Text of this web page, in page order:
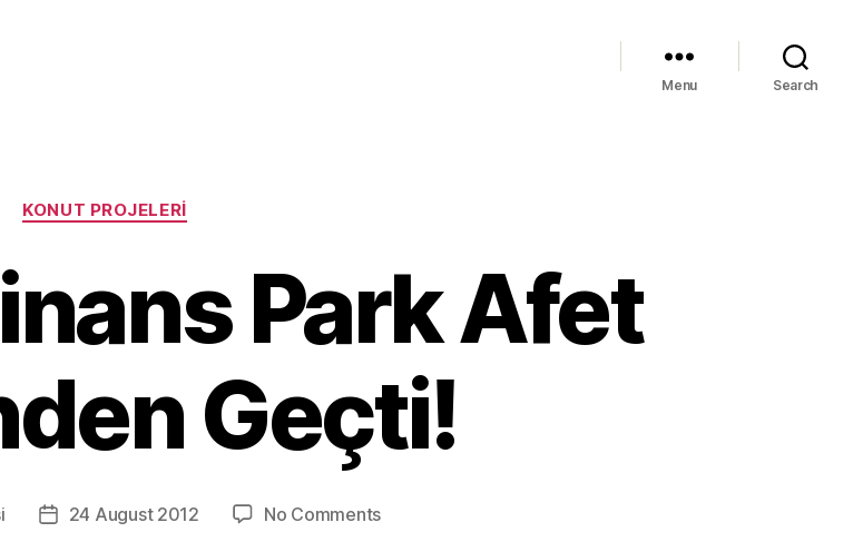
Menu Search
Categories
KONUT PROJELERI
Park Afet
Geçti!
Post24 August 2012 No Commentson